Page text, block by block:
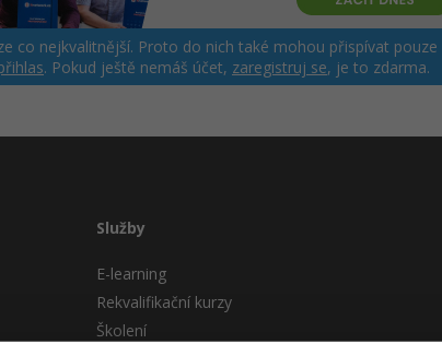
co nejkvalitnější. Proto do nich také mohou přispívat
. Pokud ještě nemáš účet, zaregistruj se, je to zdarma.
Služby
E-learning
Rekvalifikační kurzy
Školení